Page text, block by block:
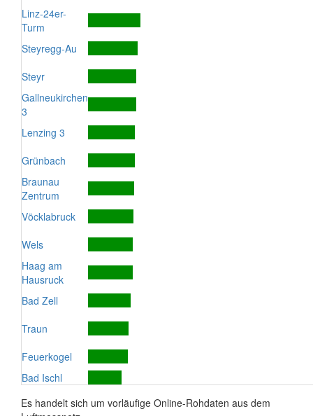
Linz-24er-
Turm
Steyregg-Au
Steyr
Gallneukirchen
3
Lenzing 3
Grünbach
Braunau
Zentrum
Vöcklabruck
Wels
Haag am
Hausruck
Bad Zell
Traun
Feuerkogel
Bad Ischl
Es handelt sich um vorläufige Online-Rohdaten aus dem